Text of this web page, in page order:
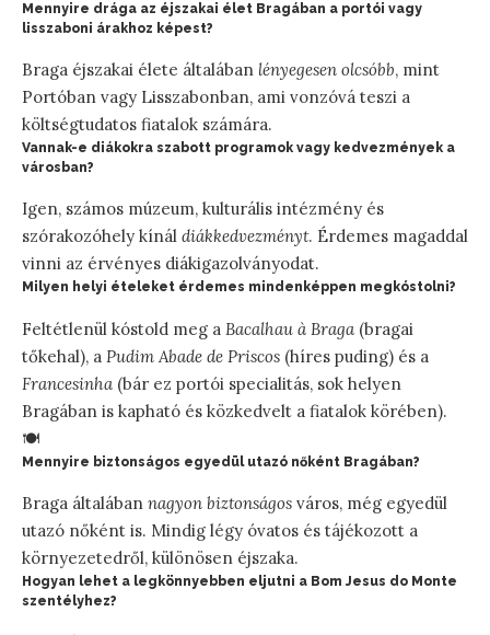
Mennyire drága az éjszakai élet Bragában a portói vagy
lisszaboni árakhoz képest?
Braga éjszakai élete általában lényegesen olcsóbb, mint
Portóban vagy Lisszabonban, ami vonzóvá teszi a
költségtudatos fiatalok számára.
Vannak-e diákokra szabott programok vagy kedvezmények a
városban?
Igen, számos múzeum, kulturális intézmény és
szórakozóhely kínál diákkedvezményt. Érdemes magaddal
vinni az érvényes diákigazolványodat.
Milyen helyi ételeket érdemes mindenképpen megkóstolni?
Feltétlenül kóstold meg a Bacalhau à Braga (bragai
tőkehal), a Pudim Abade de Priscos (híres puding) és a
Francesinha (bár ez portói specialitás, sok helyen
Bragában is kapható és közkedvelt a fiatalok körében).
🍽️
Mennyire biztonságos egyedül utazó nőként Bragában?
Braga általában nagyon biztonságos város, még egyedül
utazó nőként is. Mindig légy óvatos és tájékozott a
környezetedről, különösen éjszaka.
Hogyan lehet a legkönnyebben eljutni a Bom Jesus do Monte
szentélyhez?